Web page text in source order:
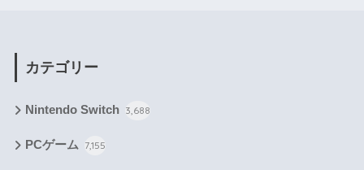
カテゴリー
Nintendo Switch 3,688
PCゲーム 7,155